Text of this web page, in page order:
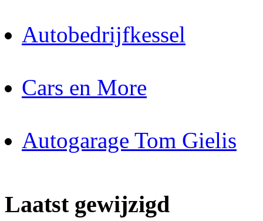
Autobedrijfkessel
Cars en More
Autogarage Tom Gielis
Laatst gewijzigd